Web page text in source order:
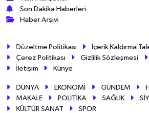
Son Dakika Haberleri
Haber Arşivi
Düzeltme Politikası
İçerik Kaldırma
Çerez Politikası
Gizlilik Sözleşmesi
İletişim
Künye
DÜNYA EKONOMİ GÜNDEM
MAKALE
POLİTİKA SAĞLIK
KÜLTÜR SANAT
SPOR